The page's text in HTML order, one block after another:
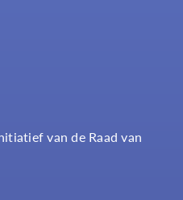
van de Raad van